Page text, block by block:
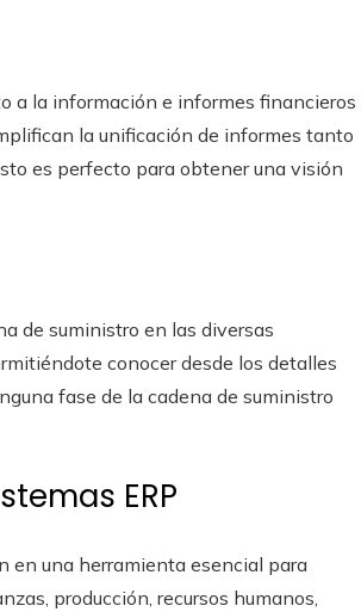
a la información e informes financieros
la unificación de informes tanto
es perfecto para obtener una visión
de suministro en las diversas
conocer desde los detalles
fase de la cadena de suministro
ERP
en una herramienta esencial para
producción, recursos humanos,